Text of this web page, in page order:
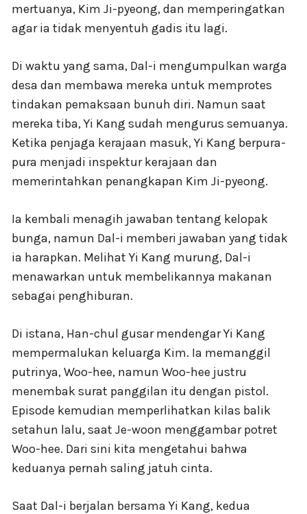
mertuanya, Kim Ji-pyeong, dan memperingatkan
agar ia tidak menyentuh gadis itu lagi.
Di waktu yang sama, Dal-i mengumpulkan warga
desa dan membawa mereka untuk memprotes
tindakan pemaksaan bunuh diri. Namun saat
mereka tiba, Yi Kang sudah mengurus semuanya.
Ketika penjaga kerajaan masuk, Yi Kang berpura-
pura menjadi inspektur kerajaan dan
memerintahkan penangkapan Kim Ji-pyeong.
Ia kembali menagih jawaban tentang kelopak
bunga, namun Dal-i memberi jawaban yang tidak
ia harapkan. Melihat Yi Kang murung, Dal-i
menawarkan untuk membelikannya makanan
sebagai penghiburan.
Di istana, Han-chul gusar mendengar Yi Kang
mempermalukan keluarga Kim. Ia memanggil
putrinya, Woo-hee, namun Woo-hee justru
menembak surat panggilan itu dengan pistol.
Episode kemudian memperlihatkan kilas balik
setahun lalu, saat Je-woon menggambar potret
Woo-hee. Dari sini kita mengetahui bahwa
keduanya pernah saling jatuh cinta.
Saat Dal-i berjalan bersama Yi Kang, kedua